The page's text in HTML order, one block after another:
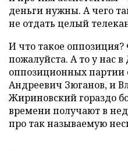
деньги нужны. А чего
не отдать целый
И что такое
пожалуйста. А то у нас
оппозиционных партии
Андреевич Зюганов, и
Жириновский гораздо
времени получают в
про так называемую